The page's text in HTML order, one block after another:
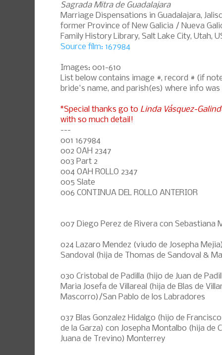
Sagrada Mitra de Guadalajara
Marriage Dispensations in Guadalajara,
former Province of New Galicia / Nueva
Family History Library, Salt Lake City, Utah,
Source film: 167984
Images: 001-610
List below contains image #, record # (if
bride's name, and parish(es) where info
*Special thanks go to Linda Vásquez-
with so much detail!
---
001 167984
002 OAH 2347
003 Part 2
004 OAH ROLLO 2347
005 Slate
006 CONTINUA DEL ROLLO ANTERIOR
007 Diego Perez de Rivera con Sebastiana
024 Lazaro Mendez (viudo de Josepha
Sandoval (hija de Thomas de Sandoval &
030 Cristobal de Padilla (hijo de Juan de
Maria Josefa de Villareal (hija de Blas de
Mascorro)/San Pablo de los Labradores
037 Blas Gonzalez Hidalgo (hijo de
de la Garza) con Josepha Montalbo (hija de
Juana de Trevino) Monterrey